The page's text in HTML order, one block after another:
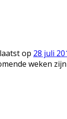
op 28 juli
weken